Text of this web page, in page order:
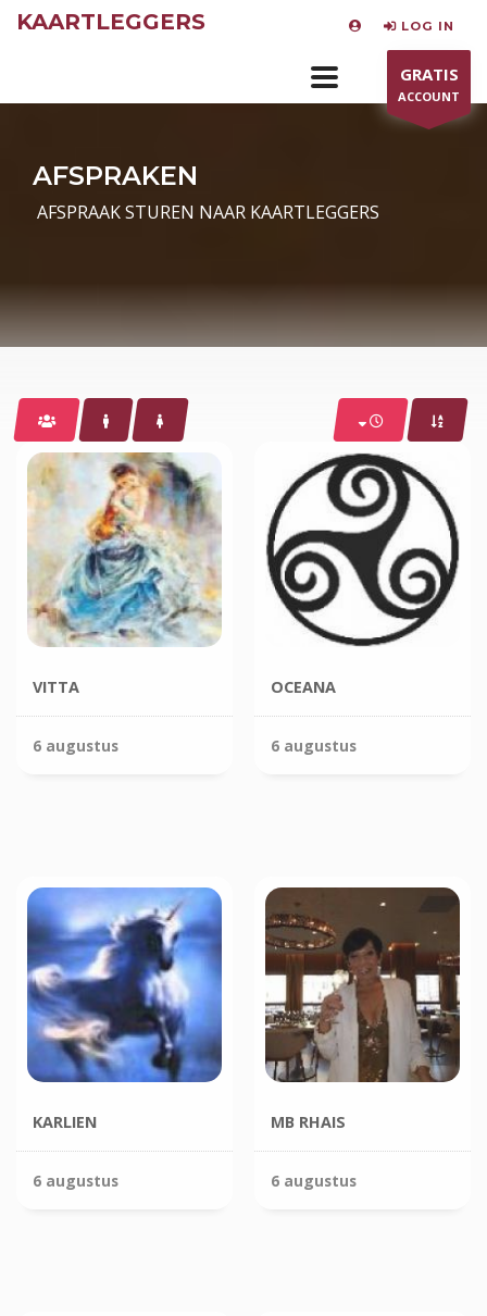
KAARTLEGGERS LOG IN
GRATIS
ACCOUNT
AFSPRAKEN
AFSPRAAK STUREN NAAR KAARTLEGGERS
VITTA
6 augustus
OCEANA
6 augustus
KARLIEN
6 augustus
MB RHAIS
6 augustus